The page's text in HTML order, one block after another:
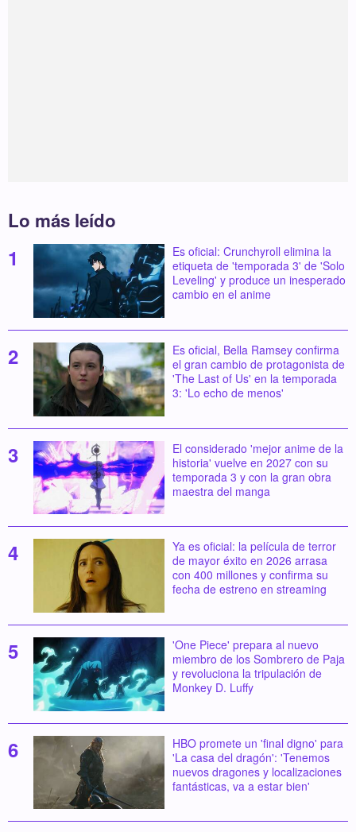
Lo más leído
Es oficial: Crunchyroll elimina la
etiqueta de 'temporada 3' de 'Solo
Leveling' y produce un inesperado
cambio en el anime
Es oficial, Bella Ramsey confirma
el gran cambio de protagonista de
'The Last of Us' en la temporada
3: 'Lo echo de menos'
El considerado 'mejor anime de la
historia' vuelve en 2027 con su
temporada 3 y con la gran obra
maestra del manga
Ya es oficial: la película de terror
de mayor éxito en 2026 arrasa
con 400 millones y confirma su
fecha de estreno en streaming
'One Piece' prepara al nuevo
miembro de los Sombrero de Paja
y revoluciona la tripulación de
Monkey D. Luffy
HBO promete un 'final digno' para
'La casa del dragón': 'Tenemos
nuevos dragones y localizaciones
fantásticas, va a estar bien'